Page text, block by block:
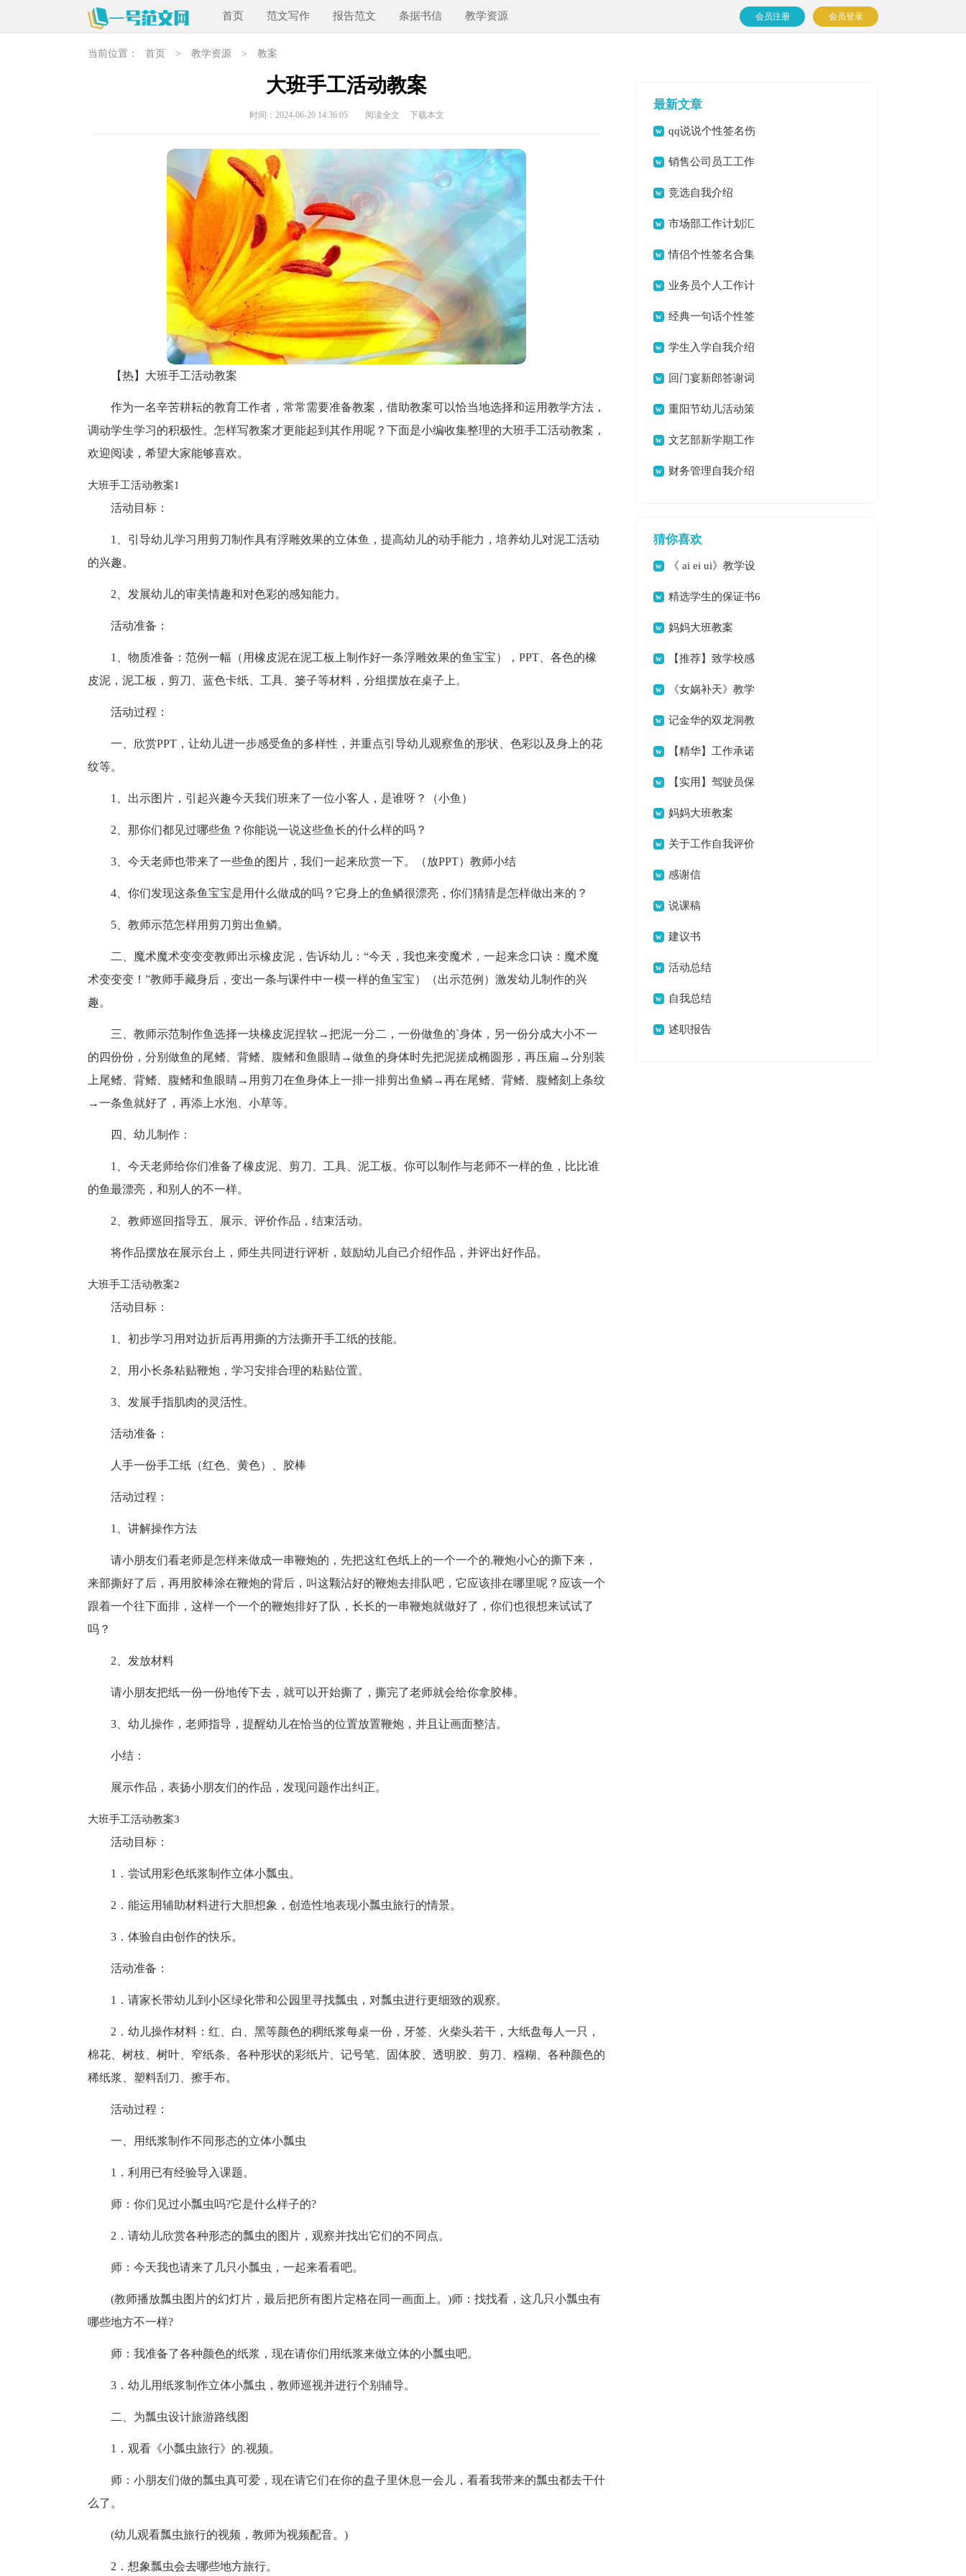
首页 范文写作 报告范文 条据书信 教学资源 会员登录
会员注册
当前位置： 首页 > 教学资源 > 教案
大班手工活动教案
时间：2024-06-20 14:36:05 阅读全文 下载本文
【热】大班手工活动教案
作为一名辛苦耕耘的教育工作者，常常需要准备教案，借助教案可以恰当地选择和运用教学方法，
调动学生学习的积极性。怎样写教案才更能起到其作用呢？下面是小编收集整理的大班手工活动教案，
欢迎阅读，希望大家能够喜欢。
大班手工活动教案1
活动目标：
1、引导幼儿学习用剪刀制作具有浮雕效果的立体鱼，提高幼儿的动手能力，培养幼儿对泥工活动
的兴趣。
2、发展幼儿的审美情趣和对色彩的感知能力。
活动准备：
1、物质准备：范例一幅（用橡皮泥在泥工板上制作好一条浮雕效果的鱼宝宝），PPT、各色的橡
皮泥，泥工板，剪刀、蓝色卡纸、工具、篓子等材料，分组摆放在桌子上。
活动过程：
一、欣赏PPT，让幼儿进一步感受鱼的多样性，并重点引导幼儿观察鱼的形状、色彩以及身上的花
纹等。
1、出示图片，引起兴趣今天我们班来了一位小客人，是谁呀？（小鱼）
2、那你们都见过哪些鱼？你能说一说这些鱼长的什么样的吗？
3、今天老师也带来了一些鱼的图片，我们一起来欣赏一下。（放PPT）教师小结
4、你们发现这条鱼宝宝是用什么做成的吗？它身上的鱼鳞很漂亮，你们猜猜是怎样做出来的？
5、教师示范怎样用剪刀剪出鱼鳞。
二、魔术魔术变变变教师出示橡皮泥，告诉幼儿：“今天，我也来变魔术，一起来念口诀：魔术魔
术变变变！”教师手藏身后，变出一条与课件中一模一样的鱼宝宝）（出示范例）激发幼儿制作的兴
趣。
三、教师示范制作鱼选择一块橡皮泥捏软→把泥一分二，一份做鱼的`身体，另一份分成大小不一
的四份份，分别做鱼的尾鳍、背鳍、腹鳍和鱼眼睛→做鱼的身体时先把泥搓成椭圆形，再压扁→分别装
上尾鳍、背鳍、腹鳍和鱼眼睛→用剪刀在鱼身体上一排一排剪出鱼鳞→再在尾鳍、背鳍、腹鳍刻上条纹
→一条鱼就好了，再添上水泡、小草等。
四、幼儿制作：
1、今天老师给你们准备了橡皮泥、剪刀、工具、泥工板。你可以制作与老师不一样的鱼，比比谁
的鱼最漂亮，和别人的不一样。
2、教师巡回指导五、展示、评价作品，结束活动。
将作品摆放在展示台上，师生共同进行评析，鼓励幼儿自己介绍作品，并评出好作品。
大班手工活动教案2
活动目标：
1、初步学习用对边折后再用撕的方法撕开手工纸的技能。
2、用小长条粘贴鞭炮，学习安排合理的粘贴位置。
3、发展手指肌肉的灵活性。
活动准备：
人手一份手工纸（红色、黄色）、胶棒
活动过程：
1、讲解操作方法
请小朋友们看老师是怎样来做成一串鞭炮的，先把这红色纸上的一个一个的.鞭炮小心的撕下来，
来部撕好了后，再用胶棒涂在鞭炮的背后，叫这颗沾好的鞭炮去排队吧，它应该排在哪里呢？应该一个
跟着一个往下面排，这样一个一个的鞭炮排好了队，长长的一串鞭炮就做好了，你们也很想来试试了
吗？
2、发放材料
请小朋友把纸一份一份地传下去，就可以开始撕了，撕完了老师就会给你拿胶棒。
3、幼儿操作，老师指导，提醒幼儿在恰当的位置放置鞭炮，并且让画面整洁。
小结：
展示作品，表扬小朋友们的作品，发现问题作出纠正。
大班手工活动教案3
活动目标：
1．尝试用彩色纸浆制作立体小瓢虫。
2．能运用辅助材料进行大胆想象，创造性地表现小瓢虫旅行的情景。
3．体验自由创作的快乐。
活动准备：
1．请家长带幼儿到小区绿化带和公园里寻找瓢虫，对瓢虫进行更细致的观察。
2．幼儿操作材料：红、白、黑等颜色的稠纸浆每桌一份，牙签、火柴头若干，大纸盘每人一只，
棉花、树枝、树叶、窄纸条、各种形状的彩纸片、记号笔、固体胶、透明胶、剪刀、糨糊、各种颜色的
稀纸浆、塑料刮刀、擦手布。
活动过程：
一、用纸浆制作不同形态的立体小瓢虫
1．利用已有经验导入课题。
师：你们见过小瓢虫吗?它是什么样子的?
2．请幼儿欣赏各种形态的瓢虫的图片，观察并找出它们的不同点。
师：今天我也请来了几只小瓢虫，一起来看看吧。
(教师播放瓢虫图片的幻灯片，最后把所有图片定格在同一画面上。)师：找找看，这几只小瓢虫有
哪些地方不一样?
师：我准备了各种颜色的纸浆，现在请你们用纸浆来做立体的小瓢虫吧。
3．幼儿用纸浆制作立体小瓢虫，教师巡视并进行个别辅导。
二、为瓢虫设计旅游路线图
1．观看《小瓢虫旅行》的.视频。
师：小朋友们做的瓢虫真可爱，现在请它们在你的盘子里休息一会儿，看看我带来的瓢虫都去干什
么了。
(幼儿观看瓢虫旅行的视频，教师为视频配音。)
2．想象瓢虫会去哪些地方旅行。
最新文章
qq说说个性签名伤
感 销售公司员工工作
计划竞选自我介绍
市场部工作计划汇
编15篇
情侣个性签名合集
15篇业务员个人工作计
划 经典一句话个性签
名汇总180句
学生入学自我介绍
回门宴新郎答谢词
(15篇)重阳节幼儿活动策
划 文艺部新学期工作
计划财务管理自我介绍
猜你喜欢
《 ai ei ui》教学设
计 精选学生的保证书6
篇 妈妈大班教案
【推荐】致学校感
谢信四篇《女娲补天》教学
反思15篇
记金华的双龙洞教
学反思【精华】工作承诺
书四篇【实用】驾驶员保
证书四篇
妈妈大班教案
关于工作自我评价
范文感谢信
说课稿
建议书
活动总结
自我总结
述职报告